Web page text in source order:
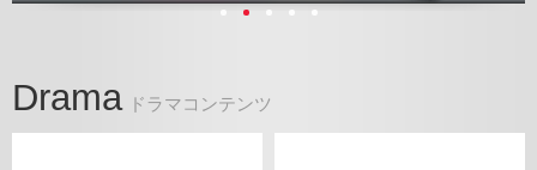
Drama ドラマコンテンツ